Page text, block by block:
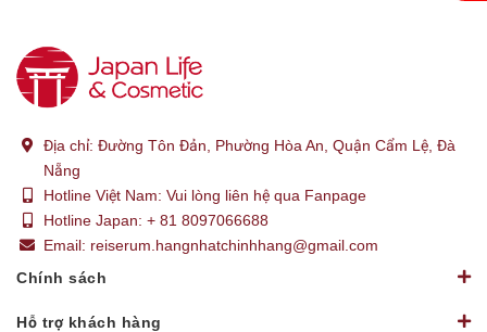
Địa chỉ: Đường Tôn Đản, Phường Hòa An, Quận Cẩm Lệ, Đà
Nẵng
Hotline Việt Nam: Vui lòng liên hệ qua Fanpage
Hotline Japan: + 81 8097066688
Email: reiserum.hangnhatchinhhang@gmail.com
Chính sách
Hỗ trợ khách hàng